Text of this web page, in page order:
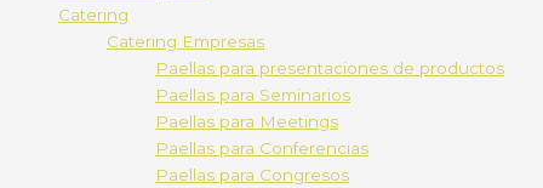
Catering
Catering Empresas
Paellas para presentaciones de productos
Paellas para Seminarios
Paellas para Meetings
Paellas para Conferencias
Paellas para Congresos